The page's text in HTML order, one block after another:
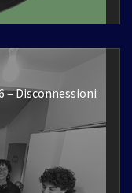
– Disconnessioni